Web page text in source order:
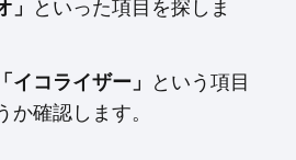
」 といった項目を探しま
「イコライザー」 という項目
か確認します。